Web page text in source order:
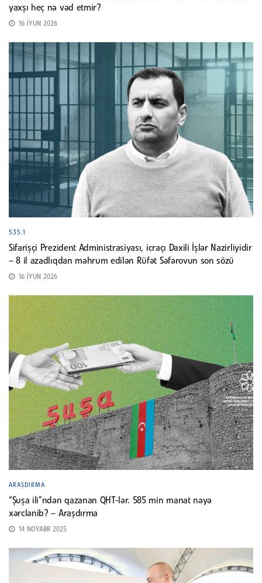
yaxşı heç nə vəd etmir?
16 İYUN 2026
535.1
Sifarişçi Prezident Administrasiyası, icraçı Daxili İşlər Nazirliyidir
– 8 il azadlıqdan məhrum edilən Rüfət Səfərovun son sözü
16 İYUN 2026
ARAŞDIRMA
“Şuşa ili”ndən qazanan QHT-lər. 585 min manat nəyə
xərclənib? – Araşdırma
14 NOYABR 2025